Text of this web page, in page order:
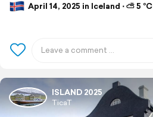
April 14, 2025 in Iceland ⋅ ⛅ 5 °C
ISLAND 2025
TicaT